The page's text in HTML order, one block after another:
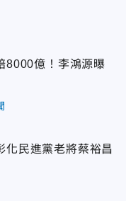
8000億！李鴻源曝
民進黨老將蔡裕昌